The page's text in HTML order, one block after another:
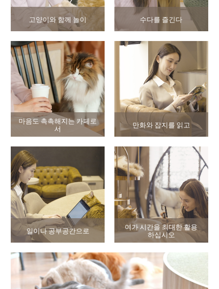
고양이와 함께 놀이 수다를 즐긴다
마음도 촉촉해지는 카페로
서
만화와 잡지를 읽고
일이나 공부공간으로
여가 시간을 최대한 활용
하십시오